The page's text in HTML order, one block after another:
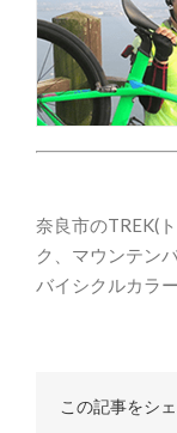
奈良市のTREK(
ク、マウンテン
バイシクルカ
この記事をシ